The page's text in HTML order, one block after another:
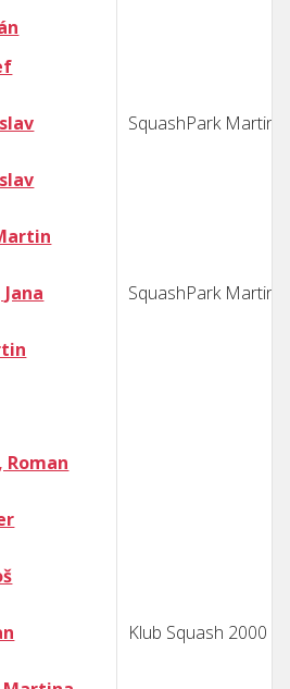
SquashPark Martin
SquashPark Martin
Klub Squash 2000